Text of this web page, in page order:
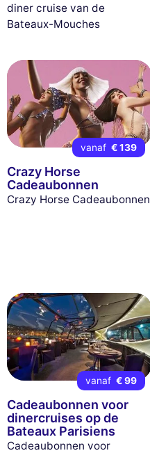
diner cruise van de
Bateaux-Mouches
vanaf € 139
Crazy Horse
Cadeaubonnen
Crazy Horse Cadeaubonnen
vanaf € 99
Cadeaubonnen voor
dinercruises op de
Bateaux Parisiens
Cadeaubonnen voor